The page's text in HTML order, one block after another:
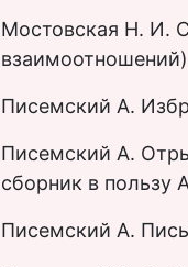
Мостовская Н. И.
Писемский А.
Писемский А.
сборник в пользу
Писемский А.